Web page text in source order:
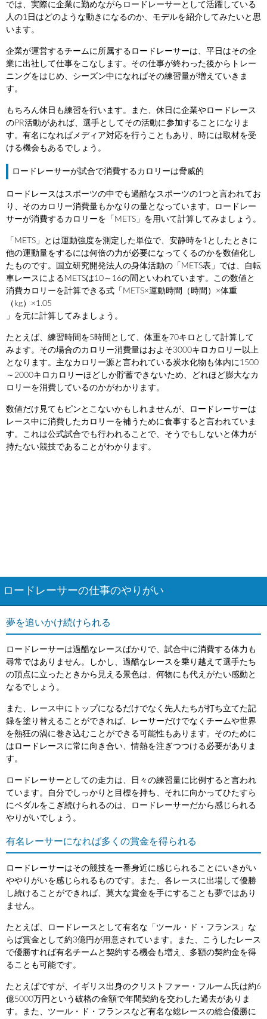
では、実際に企業に勤めながらロードレーサーとして活躍している
人の1日はどのような動きになるのか、モデルを紹介してみたいと思
います。
企業が運営するチームに所属するロードレーサーは、平日はその企
業に出社して仕事をこなします。その仕事が終わった後からトレー
ニングをはじめ、シーズン中になればその練習量が増えていきま
す。
もちろん休日も練習を行います。また、休日に企業やロードレース
のPR活動があれば、選手としてその活動に参加することになりま
す。有名になればメディア対応を行うこともあり、時には取材を受
ける機会もあるでしょう。
ロードレーサーが試合で消費するカロリーは脅威的
ロードレースはスポーツの中でも過酷なスポーツの1つと言われてお
り、そのカロリー消費量もかなりの量となっています。ロードレー
サーが消費するカロリーを「METS」を用いて計算してみましょう。
「METS」とは運動強度を測定した単位で、安静時を1としたときに
他の運動量をするには何倍の力が必要になってくるのかを数値化し
たものです。国立研究開発法人の身体活動の「METS表」では、自転
車レースによるMETSは10～16の間といわれています。この数値と
消費カロリーを計算できる式「METS×運動時間（時間）×体重
（kg）×1.05
」を元に計算してみましょう。
たとえば、練習時間を5時間として、体重を70キロとして計算して
みます。その場合のカロリー消費量はおよそ3000キロカロリー以上
となります。主なカロリー源と言われている炭水化物も体内に1500
～2000キロカロリーほどしか貯蓄できないため、どれほど膨大なカ
ロリーを消費しているのかがわかります。
数値だけ見てもピンとこないかもしれませんが、ロードレーサーは
レース中に消費したカロリーを補うために食事すると言われていま
す。これは公式試合でも行われることで、そうでもしないと体力が
持たない競技であることがわかります。
ロードレーサーの仕事のやりがい
夢を追いかけ続けられる
ロードレーサーは過酷なレースばかりで、試合中に消費する体力も
尋常ではありません。しかし、過酷なレースを乗り越えて選手たち
の頂点に立ったときから見える景色は、何物にも代えがたい感動と
なるでしょう。
また、レース中にトップになるだけでなく先人たちが打ち立てた記
録を塗り替えることができれば、レーサーだけでなくチームや世界
を熱狂の渦に巻き込むことができる可能性もあります。そのために
はロードレースに常に向き合い、情熱を注ぎつつける必要がありま
す。
ロードレーサーとしての走力は、日々の練習量に比例すると言われ
ています。自分でしっかりと目標を持ち、それに向かってひたすら
にペダルをこぎ続けられるのは、ロードレーサーだから感じられる
やりがいでしょう。
有名レーサーになれば多くの賞金を得られる
ロードレーサーはその競技を一番身近に感じられることにいきがい
ややりがいを感じられるものです。また、各レースに出場して優勝
し続けることができれば、莫大な賞金を手にすることも夢ではあり
ません。
たとえば、ロードレースとして有名な「ツール・ド・フランス」な
らば賞金として約3億円が用意されています。また、こうしたレース
で優勝すれば有名チームと契約する機会も増え、多額の契約金を得
ることも可能です。
たとえばですが、イギリス出身のクリストファー・フルーム氏は約6
億5000万円という破格の金額で年間契約を交わした過去がありま
す。また、ツール・ド・フランスなど有名な総レースの総合優勝に